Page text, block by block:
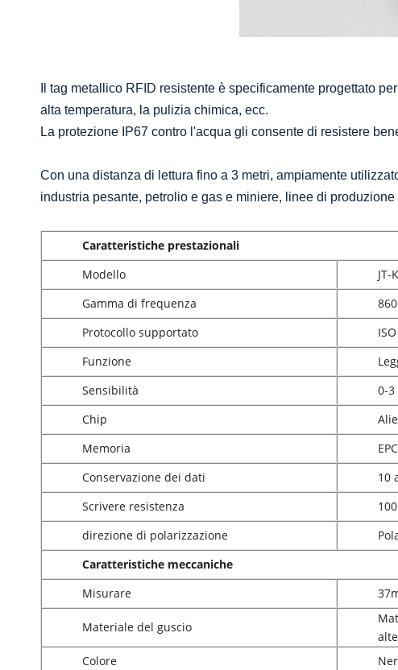
Il tag metallico RFID resistente è specificamente progettato
alta temperatura, la pulizia chimica, ecc.
La protezione IP67 contro l'acqua gli consente di resistere
Con una distanza di lettura fino a 3 metri, ampiamente
industria pesante, petrolio e gas e miniere, linee di
Caratteristiche prestazionali
Modello
JT-
Gamma di frequenza
860
Protocollo supportato
Funzione
Sensibilità
0-
Chip
Memoria
EPC
Conservazione dei dati
10
Scrivere resistenza
direzione di polarizzazione
Caratteristiche meccaniche
Misurare
37
Materiale del guscio
Colore